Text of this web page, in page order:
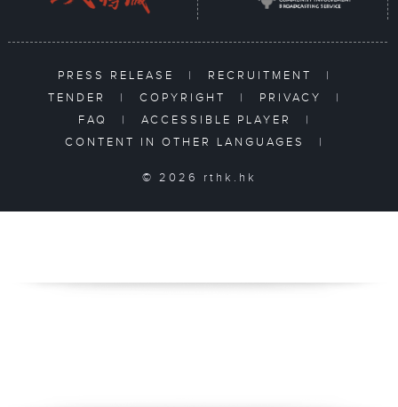
PRESS RELEASE | RECRUITMENT
|
TENDER
| COPYRIGHT | PRIVACY
|
FAQ
| ACCESSIBLE PLAYER
|
CONTENT IN OTHER LANGUAGES
|
© 2026 rthk.hk